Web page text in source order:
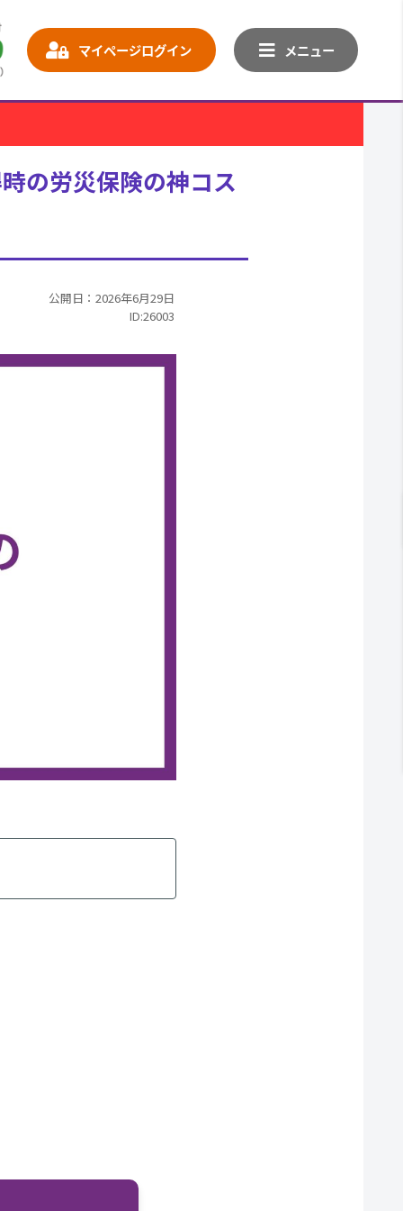
マイページログイン メニュー
の労災保険の神コス
公開日：2026年6月29日
ID:26003